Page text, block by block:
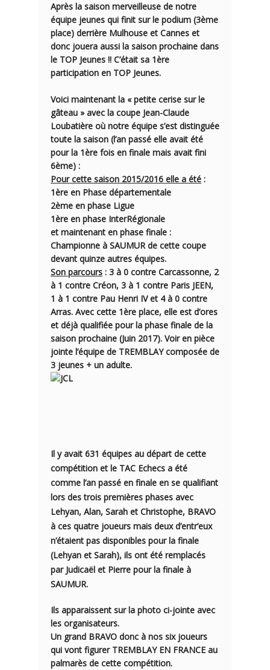
Après la saison merveilleuse de notre
équipe jeunes qui finit sur le podium (3ème
place) derrière Mulhouse et Cannes et
donc jouera aussi la saison prochaine dans
le TOP Jeunes !! C’était sa 1ère
participation en TOP Jeunes.
Voici maintenant la « petite cerise sur le
gâteau » avec la coupe Jean-Claude
Loubatière où notre équipe s’est distinguée
toute la saison (l’an passé elle avait été
pour la 1ère fois en finale mais avait fini
6ème) :
Pour cette saison 2015/2016 elle a été :
1ère en Phase départementale
2ème en phase Ligue
1ère en phase InterRégionale
et maintenant en phase finale :
Championne à SAUMURde cette coupe
devant quinze autres équipes.
Son parcours : 3 à 0 contre Carcassonne, 2
à 1 contre Créon, 3 à 1 contre Paris JEEN,
1 à 1 contre Pau Henri IV et 4 à 0 contre
Arras. Avec cette 1ère place, elle est d’ores
et déjà qualifiée pour la phase finale de la
saison prochaine (Juin 2017). Voir en pièce
jointe l’équipe de TREMBLAY composée de
3 jeunes + un adulte.
Il y avait 631 équipes au départ de cette
compétition et le TAC Echecs a été
comme l’an passé en finale en se qualifiant
lors des trois premières phases avec
Lehyan, Alan, Sarah et Christophe, BRAVO
à ces quatre joueurs mais deux d’entr’eux
n’étaient pas disponibles pour la finale
(Lehyan et Sarah), ils ont été remplacés
par Judicaël et Pierre pour la finale à
SAUMUR.
Ils apparaissent sur la photo ci-jointe avec
les organisateurs.
Un grand BRAVO donc à nos six joueurs
qui vont figurer TREMBLAY EN FRANCE au
palmarès de cette compétition.